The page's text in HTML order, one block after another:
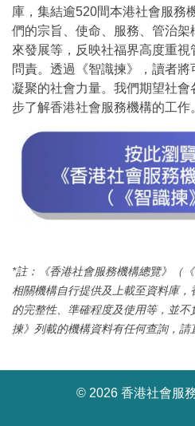
庫，集結逾520間本港社會服務
們的宗旨、使命、服務、管治
來發展等，反映社福界高度重
問責。透過《智識揀》，讀者
凝聚的社會力量。我們期望社
步了解香港社會服務機構的工作
*註：《香港社會服務機構總覽》（
相關機構自行提供及上載至資料庫
的完整性、準確程度及使用等，並
揀》列載的機構資料有任何查詢，請
© 2026 香港社會服